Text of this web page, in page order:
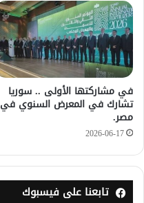
في مشاركتها الأولى .. سوريا
تشارك في المعرض السنوي في
مصر.
2026-06-17
تابعنا على فيسبوك